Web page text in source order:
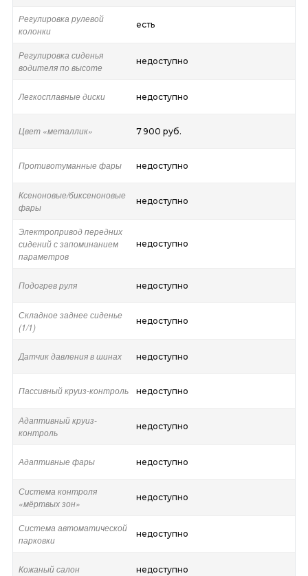
Регулировка рулевой
колонки
есть
Регулировка сиденья
водителя по высоте
недоступно
Легкосплавные диски недоступно
Цвет «металлик» 7 900 руб.
Противотуманные фары недоступно
Ксеноновые/биксеноновые
фары
недоступно
Электропривод передних
сидений с запоминанием
параметров
недоступно
Подогрев руля недоступно
Складное заднее сиденье
(1/1)
недоступно
Датчик давления в шинах недоступно
Пассивный круиз-контроль недоступно
Адаптивный круиз-
контроль
недоступно
Адаптивные фары недоступно
Система контроля
«мёртвых зон»
недоступно
Система автоматической
парковки
недоступно
Кожаный салон недоступно